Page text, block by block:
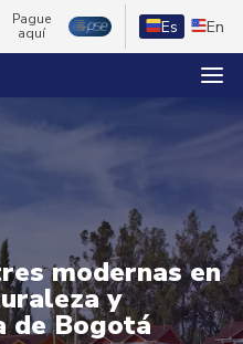
Pague
aquí
Es En
modernas en
y
de Bogotá